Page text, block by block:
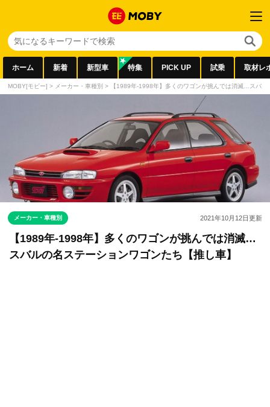
ホーム 新着 新型車 特集 PICK UP 試乗 取材レ
MOBY[モビー] > メーカー・車種別 > 【1989年-1998年】多くのワゴンが挑んでは消滅…スバ
メーカー・車種別 2021年10月12日更新
【1989年-1998年】多くのワゴンが挑んでは消滅…
スバルの名ステーションワゴンたち【推し車】